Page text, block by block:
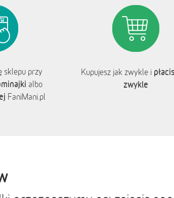
sklepu przy
albo
FaniMani.pl
Kupujesz jak zwykle i
zwykle